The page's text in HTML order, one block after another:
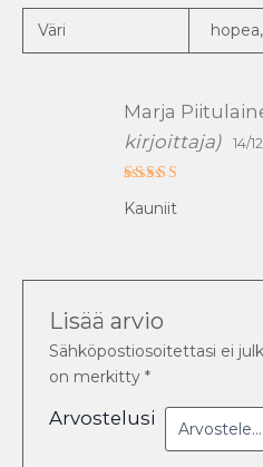
Väri
tuotteesta:
Marja
kirjoittaja)
14/
Kauniit
Lisää arvio
Sähköpostiosoitettasi ei
on merkitty*
Arvostelusi